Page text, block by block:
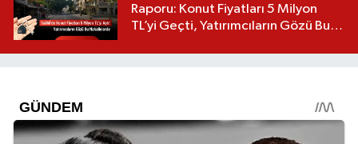
Raporu: Konut Fiyatları 5 Milyon
TL’yi Geçti, Yatırımcıların Gözü Bu